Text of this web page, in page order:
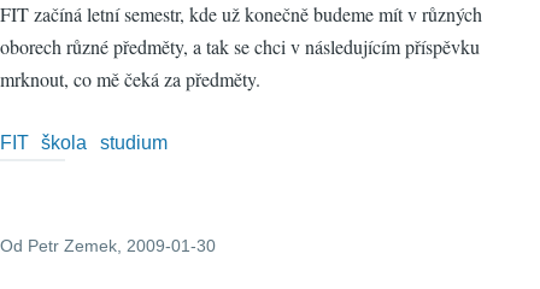
FIT začíná letní semestr, kde už konečně budeme mít v různých
oborech různé předměty, a tak se chci v následujícím příspěvku
mrknout, co mě čeká za předměty.
FIT škola studium
Od Petr Zemek , 2009-01-30